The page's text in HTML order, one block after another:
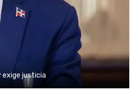
exige justicia